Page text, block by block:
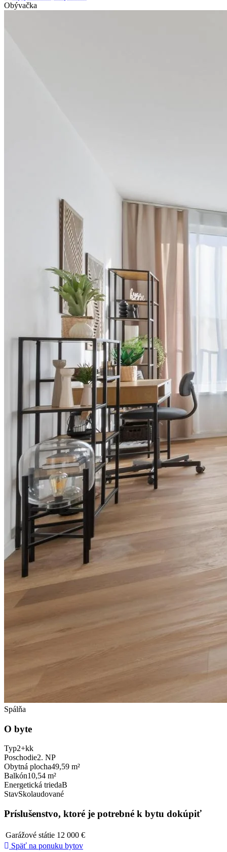
Obývačka
Spálňa
O byte
Typ2+kk
Poschodie2. NP
Obytná plocha49,59 m²
Balkón10,54 m²
Energetická triedaB
StavSkolaudované
Príslušenstvo, ktoré je potrebné k bytu dokúpiť
Garážové státie 12 000 €
Späť na ponuku bytov